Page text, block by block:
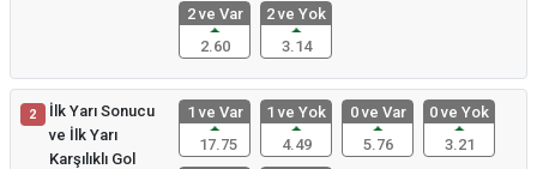
2 ve Var
2.60
2 ve Yok
3.14
2
İlk Yarı Sonucu
ve İlk Yarı
Karşılıklı Gol
1 ve Var
17.75
1 ve Yok
4.49
0 ve Var
5.76
0 ve Yok
3.21